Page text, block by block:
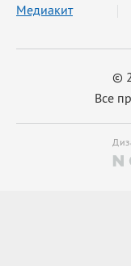
©
Все
Медиакит